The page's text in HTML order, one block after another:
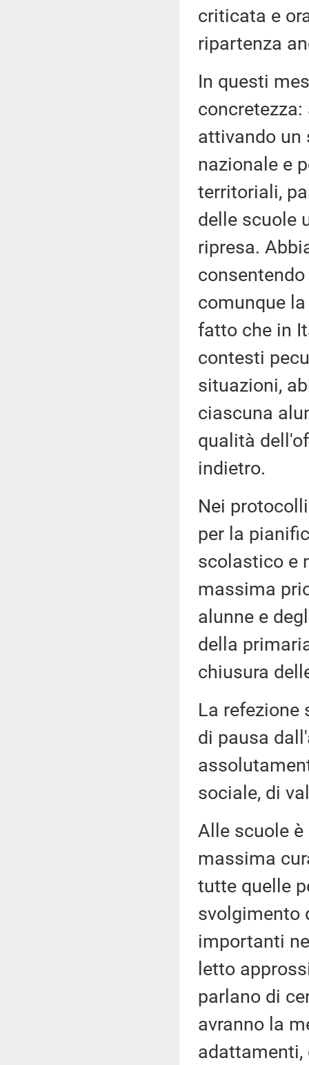
criticata e
ripartenza
In questi
attivando un
nazionale e
territoriali,
delle scuole
ripresa.
comunque
fatto che in
contesti
situazioni,
ciascuna
qualità
indietro.
Nei
per la
scolastico e
massima
alunne e
della
chiusura
La
di pausa
sociale, di
Alle scuole
massima
tutte quelle
svolgimento
importanti
letto
parlano di
avranno la
adattamenti,